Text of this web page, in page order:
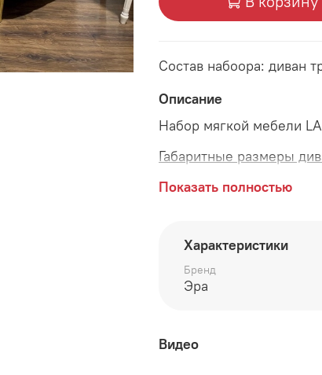
Состав набоора: диван
Описание
Набор мягкой мебели
Габаритные размеры
длина 2260 мм
высота 1050 мм
Спальное место у дивана:
длина 1200 мм
Показать полностью
Характеристики
Бренд
Эра
Видео